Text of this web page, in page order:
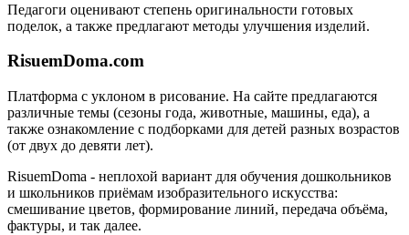
Педагоги оценивают степень оригинальности готовых
поделок, а также предлагают методы улучшения изделий.
RisuemDoma.com
Платформа с уклоном в рисование. На сайте предлагаются
различные темы (сезоны года, животные, машины, еда), а
также ознакомление с подборками для детей разных возрастов
(от двух до девяти лет).
RisuemDoma - неплохой вариант для обучения дошкольников
и школьников приёмам изобразительного искусства:
смешивание цветов, формирование линий, передача объёма,
фактуры, и так далее.